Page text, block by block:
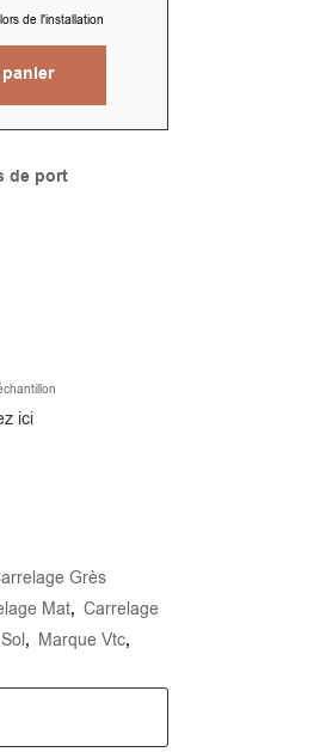
de l'installation
de port
ici
Grès
Mat, Carrelage
, Marque Vtc,